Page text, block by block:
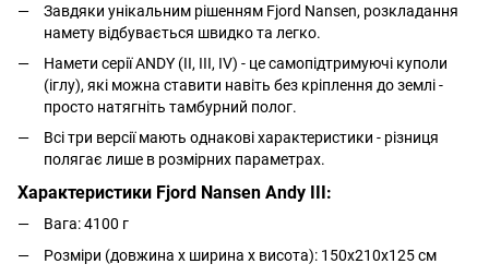
Завдяки унікальним рішенням Fjord Nansen, розкладання
намету відбувається швидко та легко.
Намети серії ANDY (II, III, IV) - це самопідтримуючі куполи
(іглу), які можна ставити навіть без кріплення до землі -
просто натягніть тамбурний полог.
Всі три версії мають однакові характеристики - різниця
полягає лише в розмірних параметрах.
Характеристики Fjord Nansen Andy III:
Вага: 4100 г
Розміри (довжина х ширина х висота): 150х210х125 см